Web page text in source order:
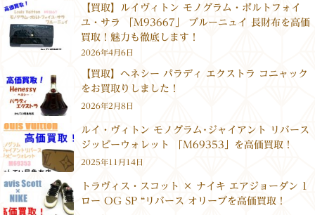
【買取】ルイヴィトン モノグラム・ポルトフォイ
ユ・サラ 「M93667」 ブルーニュイ 長財布を高価
買取！魅力も徹底します！
2026年4月6日
【買取】ヘネシー パラディ エクストラ コニャック
をお買取りしました！
2026年2月8日
ルイ・ヴィトン モノグラム･ジャイアント リバース
ジッピーウォレット 「M69353」を高価買取！
2025年11月14日
トラヴィス・スコット × ナイキ エアジョーダン 1
ロー OG SP “リバース オリーブを高価買取！